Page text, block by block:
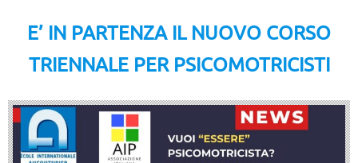
E’ IN PARTENZA IL NUOVO CORSO
TRIENNALE PER PSICOMOTRICISTI